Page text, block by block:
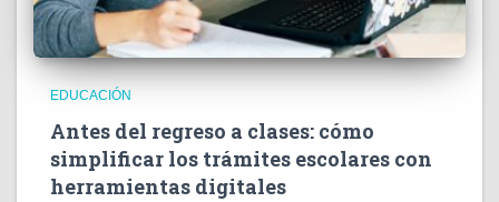
EDUCACIÓN
Antes del regreso a clases: cómo
simplificar los trámites escolares con
herramientas digitales